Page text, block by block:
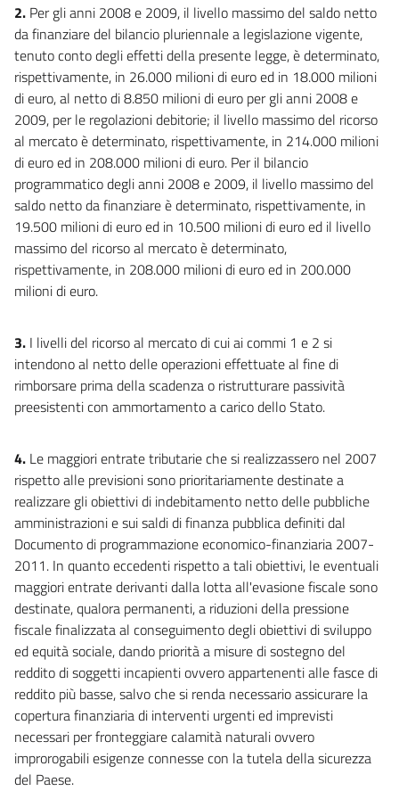
2. Per gli anni 2008 e 2009, il livello massimo del saldo netto
da finanziare del bilancio pluriennale a legislazione vigente,
tenuto conto degli effetti della presente legge, è determinato,
rispettivamente, in 26.000 milioni di euro ed in 18.000 milioni
di euro, al netto di 8.850 milioni di euro per gli anni 2008 e
2009, per le regolazioni debitorie; il livello massimo del ricorso
al mercato è determinato, rispettivamente, in 214.000 milioni
di euro ed in 208.000 milioni di euro. Per il bilancio
programmatico degli anni 2008 e 2009, il livello massimo del
saldo netto da finanziare è determinato, rispettivamente, in
19.500 milioni di euro ed in 10.500 milioni di euro ed il livello
massimo del ricorso al mercato è determinato,
rispettivamente, in 208.000 milioni di euro ed in 200.000
milioni di euro.
3. I livelli del ricorso al mercato di cui ai commi 1 e 2 si
intendono al netto delle operazioni effettuate al fine di
rimborsare prima della scadenza o ristrutturare passività
preesistenti con ammortamento a carico dello Stato.
4. Le maggiori entrate tributarie che si realizzassero nel 2007
rispetto alle previsioni sono prioritariamente destinate a
realizzare gli obiettivi di indebitamento netto delle pubbliche
amministrazioni e sui saldi di finanza pubblica definiti dal
Documento di programmazione economico-finanziaria 2007-
2011. In quanto eccedenti rispetto a tali obiettivi, le eventuali
maggiori entrate derivanti dalla lotta all'evasione fiscale sono
destinate, qualora permanenti, a riduzioni della pressione
fiscale finalizzata al conseguimento degli obiettivi di sviluppo
ed equità sociale, dando priorità a misure di sostegno del
reddito di soggetti incapienti ovvero appartenenti alle fasce di
reddito più basse, salvo che si renda necessario assicurare la
copertura finanziaria di interventi urgenti ed imprevisti
necessari per fronteggiare calamità naturali ovvero
improrogabili esigenze connesse con la tutela della sicurezza
del Paese.